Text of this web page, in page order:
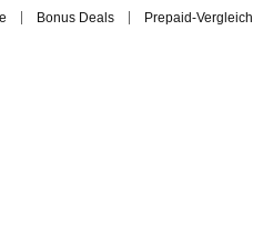
Bonus Deals Prepaid-Vergleich